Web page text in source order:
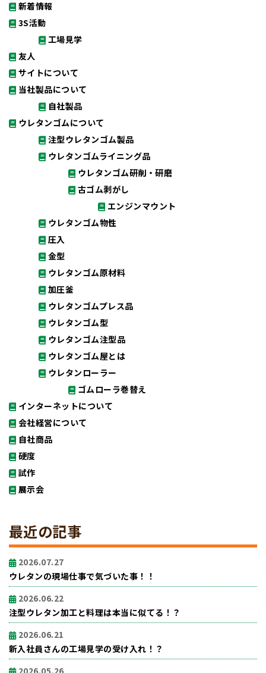
新着情報
3S活動
工場見学
友人
サイトについて
当社製品について
自社製品
ウレタンゴムについて
注型ウレタンゴム製品
ウレタンゴムライニング品
ウレタンゴム研削・研磨
古ゴム剥がし
エンジンマウント
ウレタンゴム物性
圧入
金型
ウレタンゴム原材料
加圧釜
ウレタンゴムプレス品
ウレタンゴム型
ウレタンゴム注型品
ウレタンゴム屋とは
ウレタンローラー
ゴムローラ巻替え
インターネットについて
会社経営について
自社商品
硬度
試作
展示会
最近の記事
2026.07.27
ウレタンの現場仕事で気づいた事！！
2026.06.22
注型ウレタン加工と料理は本当に似てる！？
2026.06.21
新入社員さんの工場見学の受け入れ！？
2026.05.26